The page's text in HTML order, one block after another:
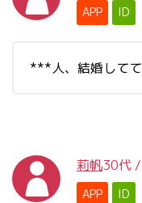
APP ID
***人、結婚して
莉帆30代 /
APP ID